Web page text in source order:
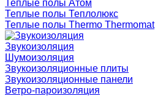
Теплые полы Атом
Теплые полы Теплолюкс
Теплые полы Thermo Thermomat
Звукоизоляция
Шумоизоляция
Звукоизоляционные плиты
Звукоизоляционные панели
Ветро-пароизоляция